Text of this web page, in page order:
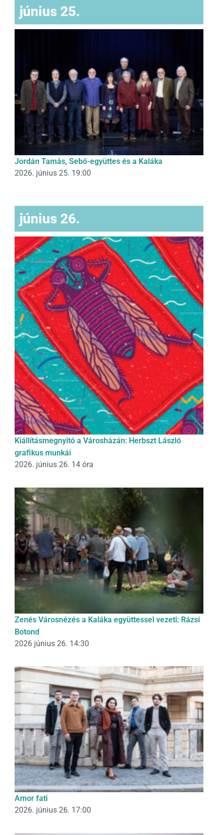
június 25.
Jordán Tamás, Sebő-együttes és a Kaláka
2026. június 25. 19:00
június 26.
Kiállításmegnyitó a Városházán: Herbszt László
grafikus munkái
2026. június 26. 14 óra
Zenés Városnézés a Kaláka együttessel vezeti: Rázsi
Botond
2026 június 26. 14:30
Amor fati
2026. június 26. 17:00